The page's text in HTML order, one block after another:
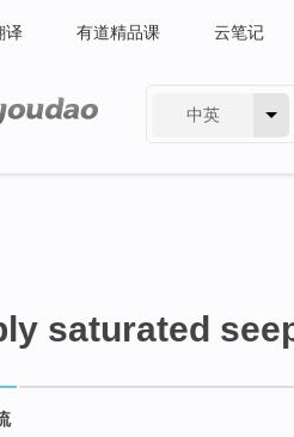
译 有道精品课 云笔记
中英
saturated